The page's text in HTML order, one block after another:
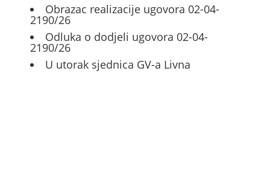
Obrazac realizacije ugovora 02-04-
2190/26
Odluka o dodjeli ugovora 02-04-
2190/26
U utorak sjednica GV-a Livna